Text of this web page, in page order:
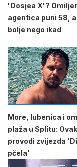
'Dosjea X'?
agentica puni 58,
bolje nego ikad
More, lubenica i
plaža u Splitu:
provodi zvijezda
pčela'